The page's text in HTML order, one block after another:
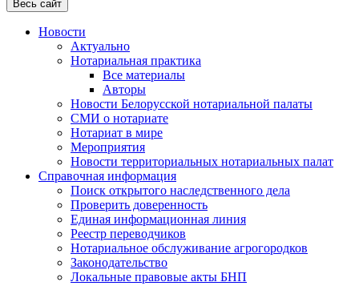
Весь сайт
Новости
Актуально
Нотариальная практика
Все материалы
Авторы
Новости Белорусской нотариальной палаты
СМИ о нотариате
Нотариат в мире
Мероприятия
Новости территориальных нотариальных палат
Справочная информация
Поиск открытого наследственного дела
Проверить доверенность
Единая информационная линия
Реестр переводчиков
Нотариальное обслуживание агрогородков
Законодательство
Локальные правовые акты БНП